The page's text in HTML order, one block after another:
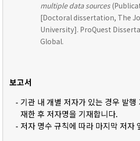
multiple data sources
[Doctoral dissertation, The
University]. ProQuest
Global.
보고서
- 기관 내 개별 저자가 있는 경우 발행
재한 후 저자명을 기재합니다.
- 저자 명수 규칙에 따라 마지막 저자